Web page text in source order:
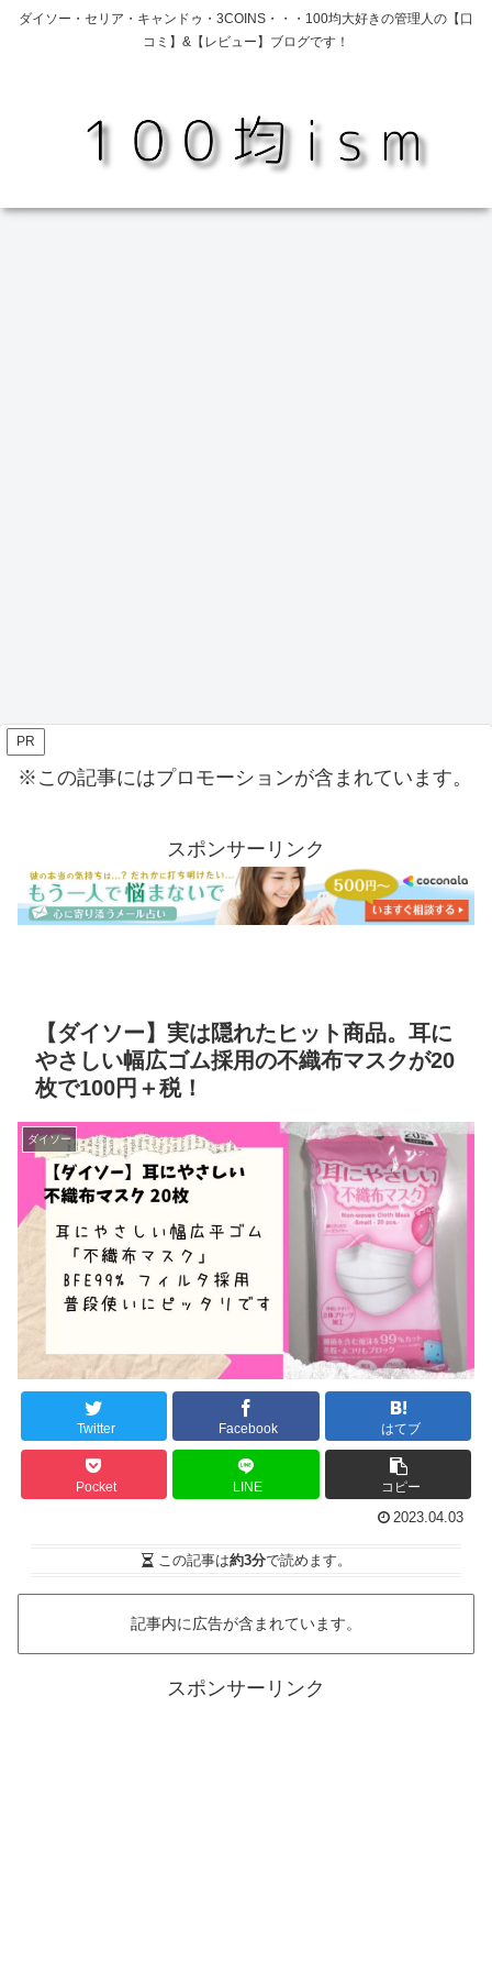
ダイソー・セリア・キャンドゥ・3COINS・・・100均大好きの管理人の【口
コミ】&【レビュー】ブログです！
PR
※この記事にはプロモーションが含まれています。
スポンサーリンク
【ダイソー】実は隠れたヒット商品。耳に
やさしい幅広ゴム採用の不織布マスクが20
枚で100円＋税！
ダイソー
Twitter Facebook はてブ
Pocket LINE コピー
2023.04.03
この記事は約3分で読めます。
記事内に広告が含まれています。
スポンサーリンク